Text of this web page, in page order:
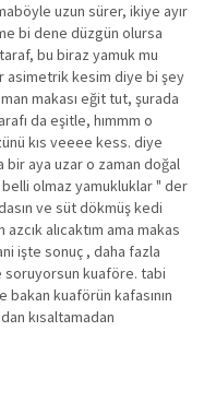
uzun sürer, ikiye ayır
bi dene düzgün olursa
bu biraz yamuk mu
asimetrik kesim diye bi şey
makası eğit tut, şurada
da eşitle, hımmm o
kıs veeee kess. diye
bir aya uzar o zaman doğal
belli olmaz yamukluklar " der
ve süt dökmüş kedi
alıcaktım ama makas
işte sonuç , daha fazla
soruyorsun kuaföre. tabi
kuaförün kafasının
kısaltamadan